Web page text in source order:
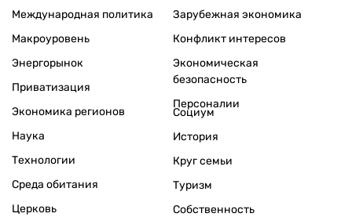
Международная политика
Макроуровень
Энергорынок
Приватизация
Экономика регионов
Зарубежная экономика
Конфликт интересов
Экономическая
безопасность
Персоналии
Наука
Технологии
Среда обитания
Церковь
Социум
История
Круг семьи
Туризм
Собственность